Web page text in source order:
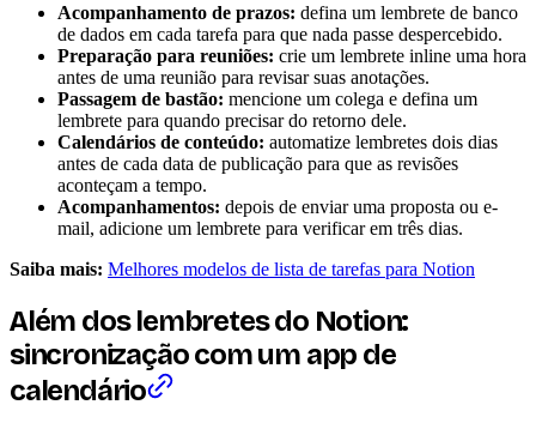
Acompanhamento de prazos: defina um lembrete de banco
de dados em cada tarefa para que nada passe despercebido.
Preparação para reuniões: crie um lembrete inline uma hora
antes de uma reunião para revisar suas anotações.
Passagem de bastão: mencione um colega e defina um
lembrete para quando precisar do retorno dele.
Calendários de conteúdo: automatize lembretes dois dias
antes de cada data de publicação para que as revisões
aconteçam a tempo.
Acompanhamentos: depois de enviar uma proposta ou e-
mail, adicione um lembrete para verificar em três dias.
Saiba mais: Melhores modelos de lista de tarefas para Notion
Além dos lembretes do Notion:
sincronização com um app de
calendário